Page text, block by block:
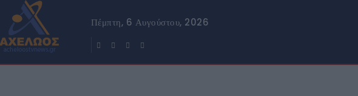
Πέμπτη, 6 Αυγούστου, 2026